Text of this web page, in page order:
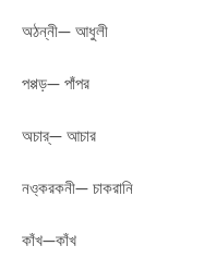
অঠন্নী— আধুলী
পপ্পড়— পাঁপর
অচার্— আচার
নও্করকনী— চাকরানি
কাঁখ—কাঁখ